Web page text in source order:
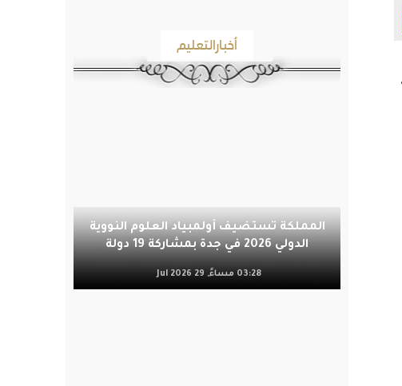
أخبارالتعليم
المملكة تستضيف أولمبياد العلوم النووية
الدولي 2026 في جدة بمشاركة 19 دولة
03:28 مساءً, 29 Jul 2026